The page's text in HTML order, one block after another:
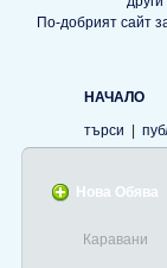
По-добрият сайт
НАЧАЛО
търси
Нова Обява
Каравани